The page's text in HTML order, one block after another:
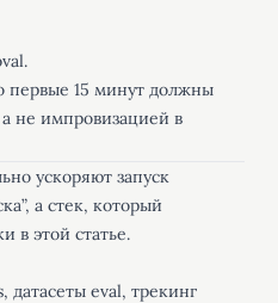
15 минут должны
не импровизацией в
ускоряют запуск
а стек, который
в этой статье.
eval, трекинг